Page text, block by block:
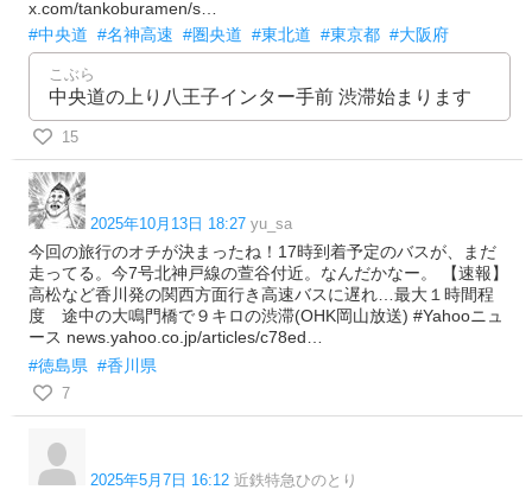
x.com/tankoburamen/s…
#中央道 #名神高速 #圏央道 #東北道 #東京都 #大阪府
こぶら
中央道の上り八王子インター手前 渋滞始まります
15
2025年10月13日 18:27 yu_sa
今回の旅行のオチが決まったね！17時到着予定のバスが、まだ
走ってる。今7号北神戸線の萱谷付近。なんだかなー。 【速報】
高松など香川発の関西方面行き高速バスに遅れ…最大１時間程
度 途中の大鳴門橋で９キロの渋滞(OHK岡山放送) #Yahooニュ
ース news.yahoo.co.jp/articles/c78ed…
#徳島県 #香川県
7
2025年5月7日 16:12 近鉄特急ひのとり